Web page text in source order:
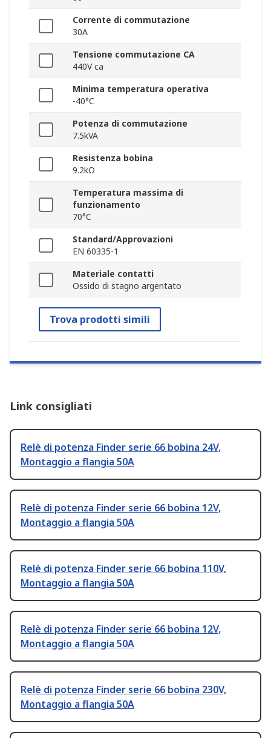
Corrente di commutazione
30A
Tensione commutazione CA
440V ca
Minima temperatura operativa
-40°C
Potenza di commutazione
7.5kVA
Resistenza bobina
9.2kΩ
Temperatura massima di
funzionamento
70°C
Standard/Approvazioni
EN 60335-1
Materiale contatti
Ossido di stagno argentato
Trova prodotti simili
Link consigliati
Relè di potenza Finder serie 66 bobina 24V,
Montaggio a flangia 50A
Relè di potenza Finder serie 66 bobina 12V,
Montaggio a flangia 50A
Relè di potenza Finder serie 66 bobina 110V,
Montaggio a flangia 50A
Relè di potenza Finder serie 66 bobina 12V,
Montaggio a flangia 50A
Relè di potenza Finder serie 66 bobina 230V,
Montaggio a flangia 50A